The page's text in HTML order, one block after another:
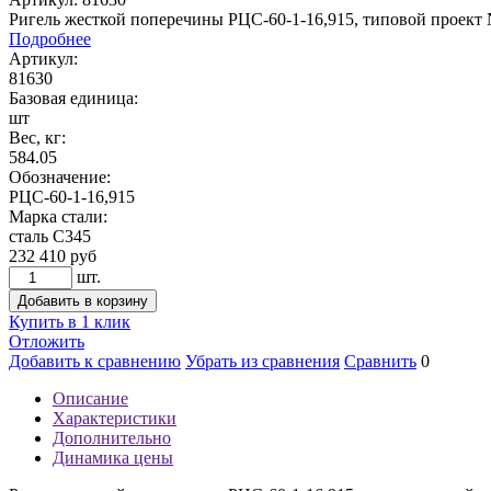
Ригель жесткой поперечины РЦС-60-1-16,915, типовой
Подробнее
Артикул:
81630
Базовая единица:
шт
Вес, кг:
584.05
Обозначение:
РЦС-60-1-16,915
Марка стали:
сталь С345
232 410 руб
шт.
Добавить в корзину
Купить в 1 клик
Отложить
Добавить к сравнению Убрать из сравнения Сравнить 0
Описание
Характеристики
Дополнительно
Динамика цены